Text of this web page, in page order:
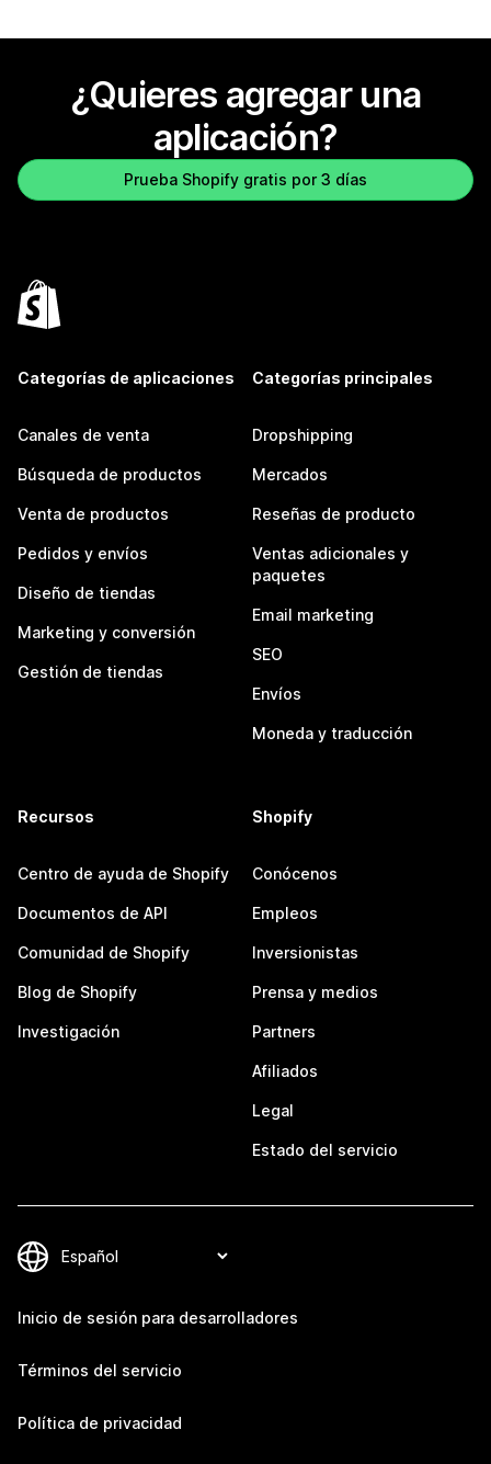
¿Quieres agregar una
aplicación?
Prueba Shopify gratis por 3 días
Categorías de aplicaciones
Canales de venta
Búsqueda de productos
Venta de productos
Pedidos y envíos
Diseño de tiendas
Marketing y conversión
Gestión de tiendas
Categorías principales
Dropshipping
Mercados
Reseñas de producto
Ventas adicionales y
paquetes
Email marketing
SEO
Envíos
Moneda y traducción
Recursos
Centro de ayuda de Shopify
Documentos de API
Comunidad de Shopify
Blog de Shopify
Investigación
Shopify
Conócenos
Empleos
Inversionistas
Prensa y medios
Partners
Afiliados
Legal
Estado del servicio
Inicio de sesión para desarrolladores
Términos del servicio
Política de privacidad